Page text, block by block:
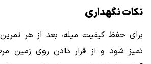
نکات نگهداری
برای حفظ کیفیت میله، بعد از هر
تمیز شود و از قرار دادن روی زمین